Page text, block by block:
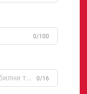
0/100
0/16